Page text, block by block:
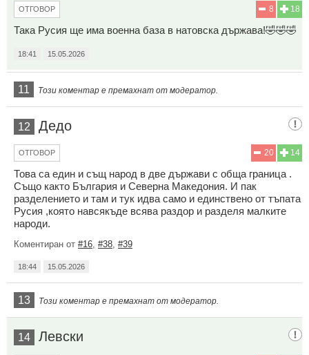
18
8
ОТГОВОР
Така Русия ще има военна база в натовска държава!🤣🤣🤣
18:41 15.05.2026
11 Този коментар е премахнат от модератор.
12 Дедо
14
20
ОТГОВОР
Това са един и същ народ в две държави с обща граница .
Също както България и Северна Македония. И пак
разделението и там и тук идва само и единствено от тъпата
Русия ,която навсякъде всява раздор и разделя малките
народи.
Коментиран от #16 #38 #39
18:44 15.05.2026
13 Този коментар е премахнат от модератор.
14 Левски